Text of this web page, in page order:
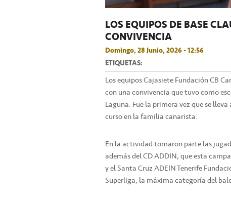
LOS EQUIPOS DE BASE
CONVIVENCIA
Domingo, 28 Junio, 2026 - 12:56
ETIQUETAS:
Los equipos Cajasiete Fundación CB
con una convivencia que tuvo como
Laguna. Fue la primera vez que se
curso en la familia canarista.
En la actividad tomaron parte las
además del CD ADDIN, que esta
y el Santa Cruz ADEIN Tenerife
Superliga, la máxima categoría del